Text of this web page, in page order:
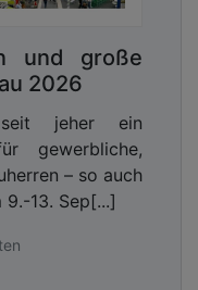
und große
2026
jeher ein
gewerbliche,
– so auch
9.-13. Sep[...]